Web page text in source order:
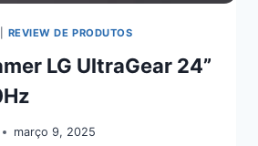
REVIEW DE PRODUTOS
LG UltraGear 24”
março 9, 2025